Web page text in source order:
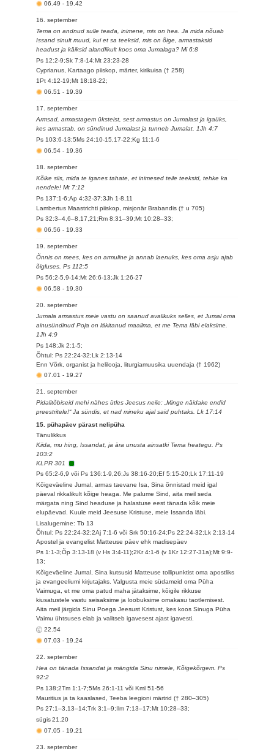
06.49- 19.42
16. september
Tema on andnud sulle teada, inimene, mis on hea. Ja mida nõuab
Issand sinult muud, kui et sa teeksid, mis on õige, armastaksid
headust ja käiksid alandlikult koos oma Jumalaga? Mi 6:8
Ps 12:2-9;Sk 7:8-14;Mt 23:23-28
Cyprianus, Kartaago piiskop, märter, kirikuisa († 258)
1Pt 4:12-19;Mt 18:18-22;
06.51- 19.39
17. september
Armsad, armastagem üksteist, sest armastus on Jumalast ja igaüks,
kes armastab, on sündinud Jumalast ja tunneb Jumalat. 1Jh 4:7
Ps 103:6-13;5Ms 24:10-15,17-22;Kg 11:1-6
06.54- 19.36
18. september
Kõike siis, mida te iganes tahate, et inimesed teile teeksid, tehke ka
nendele! Mt 7:12
Ps 137:1-6;Ap 4:32-37;3Jh 1-8,11
Lambertus Maastrichti piiskop, misjonär Brabandis († u 705)
Ps 32:3–4,6–8,17,21;Rm 8:31–39;Mt 10:28–33;
06.56- 19.33
19. september
Õnnis on mees, kes on armuline ja annab laenuks, kes oma asju ajab
õigluses. Ps 112:5
Ps 56:2-5,9-14;Mt 26:6-13;Jk 1:26-27
06.58- 19.30
20. september
Jumala armastus meie vastu on saanud avalikuks selles, et Jumal oma
ainusündinud Poja on läkitanud maailma, et me Tema läbi elaksime.
1Jh 4:9
Ps 148;Jk 2:1-5;
Õhtul: Ps 22:24-32;Lk 2:13-14
Enn Võrk, organist ja helilooja, liturgiamuusika uuendaja († 1962)
07.01- 19.27
21. september
Pidalitõbiseid mehi nähes ütles Jeesus neile: „Minge näidake endid
preestritele!“ Ja sündis, et nad mineku ajal said puhtaks. Lk 17:14
15. pühapäev pärast nelipüha
Tänulikkus
Kiida, mu hing, Issandat, ja ära unusta ainsatki Tema heategu. Ps
103:2
KLPR 301
Ps 65:2-6,9 või Ps 136:1-9,26;Js 38:16-20;Ef 5:15-20;Lk 17:11-19
Kõigeväeline Jumal, armas taevane Isa, Sina õnnistad meid igal
päeval rikkalikult kõige heaga. Me palume Sind, aita meil seda
märgata ning Sind headuse ja halastuse eest tänada kõik meie
elupäevad. Kuule meid Jeesuse Kristuse, meie Issanda läbi.
Lisalugemine: Tb 13
Õhtul: Ps 22:24-32;2Aj 7:1-6 või Srk 50:16-24;Ps 22:24-32;Lk 2:13-14
Apostel ja evangelist Matteuse päev ehk madisepäev
Ps 1:1-3;Õp 3:13-18 (v Hs 3:4-11);2Kr 4:1-6 (v 1Kr 12:27-31a);Mt 9:9-
13;
Kõigeväeline Jumal, Sina kutsusid Matteuse tollipunktist oma apostliks
ja evangeeliumi kirjutajaks. Valgusta meie südameid oma Püha
Vaimuga, et me oma patud maha jätaksime, kõigile rikkuse
kiusatustele vastu seisaksime ja loobuksime omakasu taotlemisest.
Aita meil järgida Sinu Poega Jeesust Kristust, kes koos Sinuga Püha
Vaimu ühtsuses elab ja valitseb igavesest ajast igavesti.
22.54
07.03- 19.24
22. september
Hea on tänada Issandat ja mängida Sinu nimele, Kõigekõrgem. Ps
92:2
Ps 138;2Tm 1:1-7;5Ms 26:1-11 või Kml 51-56
Mauritius ja ta kaaslased, Teeba leegioni märtrid († 280–305)
Ps 27:1–3,13–14;Trk 3:1–9;Ilm 7:13–17;Mt 10:28–33;
sügis 21.20
07.05- 19.21
23. september